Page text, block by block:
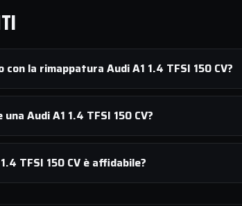
con la rimappatura Audi A1 1.4 TFSI 150 CV?
Audi A1 1.4 TFSI 150 CV?
TFSI 150 CV è affidabile?